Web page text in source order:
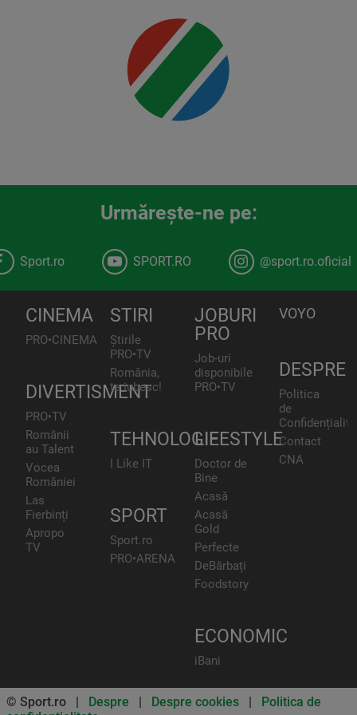
Urmăreşte-ne pe:
Sport.ro SPORT.RO @sport.ro.oficial
CINEMA
PRO•CINEMA
DIVERTISMENT
PRO•TV
Românii
au Talent
Vocea
României
Las
Fierbinți
Apropo
TV
STIRI
Știrile
PRO•TV
România,
te iubesc!
TEHNOLOGIE
I Like IT
SPORT
Sport.ro
PRO•ARENA
JOBURI
PRO
Job-uri
disponibile
PRO•TV
LIFESTYLE
Doctor de
Bine
Acasă
Acasă
Gold
Perfecte
DeBărbați
Foodstory
ECONOMIC
iBani
VOYO
DESPRE
Politica
de
Contact
CNA
© Sport.ro | Despre | Despre cookies | Politica de